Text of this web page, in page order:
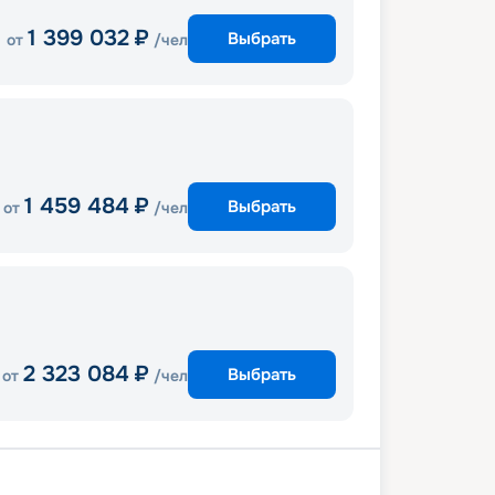
от 1 399 032 ₽ /чел Выбрать
от 1 459 484 ₽ /чел Выбрать
от 2 323 084 ₽ /чел Выбрать